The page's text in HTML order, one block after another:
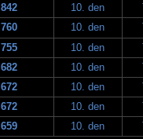
842 10. den
760 10. den
755 10. den
682 10. den
672 10. den
672 10. den
659 10. den